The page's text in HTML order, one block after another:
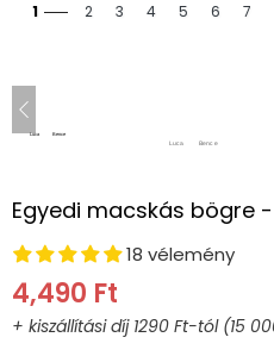
1 2 3 4 5 6 7
Egyedi macskás bögre
18 vélemény
4,490 Ft